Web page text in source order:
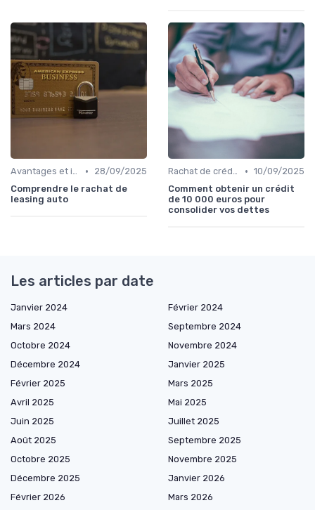
Avantages et inconvénients •
28/09/2025
Comprendre le rachat de
leasing auto
Rachat de crédit à la consommation • 10/09/2025
Comment obtenir un crédit
de 10 000 euros pour
consolider vos dettes
Les articles par date
Janvier 2024
Février 2024
Mars 2024
Septembre 2024
Octobre 2024
Novembre 2024
Décembre 2024
Janvier 2025
Février 2025
Mars 2025
Avril 2025
Mai 2025
Juin 2025
Juillet 2025
Août 2025
Septembre 2025
Octobre 2025
Novembre 2025
Décembre 2025
Janvier 2026
Février 2026
Mars 2026